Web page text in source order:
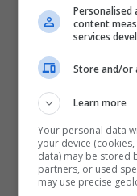
Personalised
content
services
Store and/or
Learn more
Your personal data
your device
data) may be stored
partners, or used
may use precise